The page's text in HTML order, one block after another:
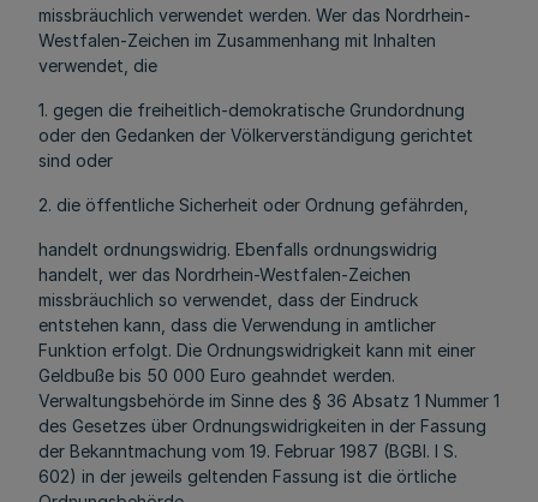
missbräuchlich verwendet werden. Wer das Nordrhein-
Westfalen-Zeichen im Zusammenhang mit Inhalten
verwendet, die
1. gegen die freiheitlich-demokratische Grundordnung
oder den Gedanken der Völkerverständigung gerichtet
sind oder
2. die öffentliche Sicherheit oder Ordnung gefährden,
handelt ordnungswidrig. Ebenfalls ordnungswidrig
handelt, wer das Nordrhein-Westfalen-Zeichen
missbräuchlich so verwendet, dass der Eindruck
entstehen kann, dass die Verwendung in amtlicher
Funktion erfolgt. Die Ordnungswidrigkeit kann mit einer
Geldbuße bis 50 000 Euro geahndet werden.
Verwaltungsbehörde im Sinne des § 36 Absatz 1 Nummer 1
des Gesetzes über Ordnungswidrigkeiten in der Fassung
der Bekanntmachung vom 19. Februar 1987 (BGBl. I S.
602) in der jeweils geltenden Fassung ist die örtliche